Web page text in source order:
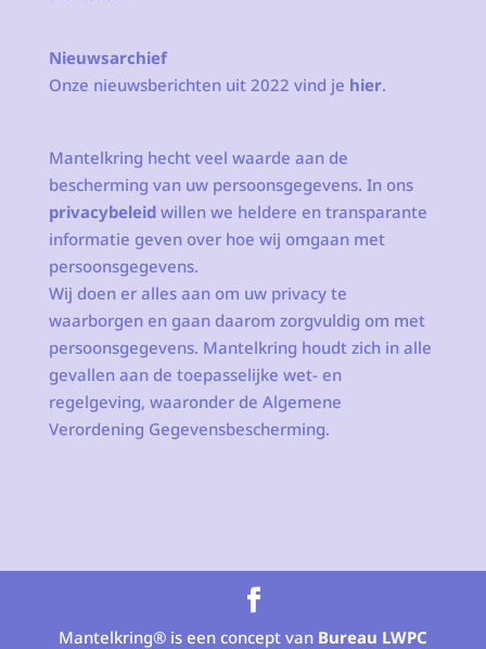
Nieuwsarchief
Onze nieuwsberichten uit 2022 vind je hier.
Mantelkring hecht veel waarde aan de
bescherming van uw persoonsgegevens. In ons
privacybeleidwillen we heldere en transparante
informatie geven over hoe wij omgaan met
persoonsgegevens.
Wij doen er alles aan om uw privacy te
waarborgen en gaan daarom zorgvuldig om met
persoonsgegevens. Mantelkring houdt zich in alle
gevallen aan de toepasselijke wet- en
regelgeving, waaronder de Algemene
Verordening Gegevensbescherming.
Mantelkring® is een concept van Bureau LWPC